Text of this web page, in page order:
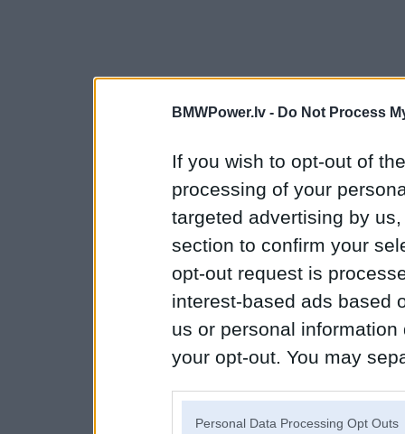
BMWPower.lv - Do Not Process
If you wish to opt-out of
processing of your
targeted advertising by
section to confirm your
opt-out request is
interest-based ads based
us or personal
your opt-out. You may
Personal Data Processing Opt Outs